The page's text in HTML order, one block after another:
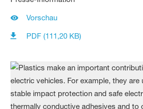
Vorschau
PDF (111,20 KB)